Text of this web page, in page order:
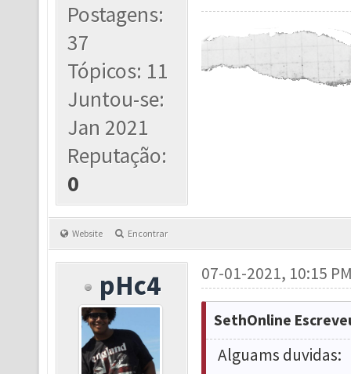
Postagens:
37
Tópicos: 11
Juntou-se:
Jan 2021
Reputação:
0
Website Encontrar
pHc4 07-01-2021, 10:15
SethOnline
Alguams duvidas: